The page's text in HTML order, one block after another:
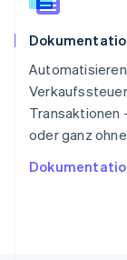
Automatisieren
Transaktionen
oder ganz
China
Spanien
Español
Thailand
English
English